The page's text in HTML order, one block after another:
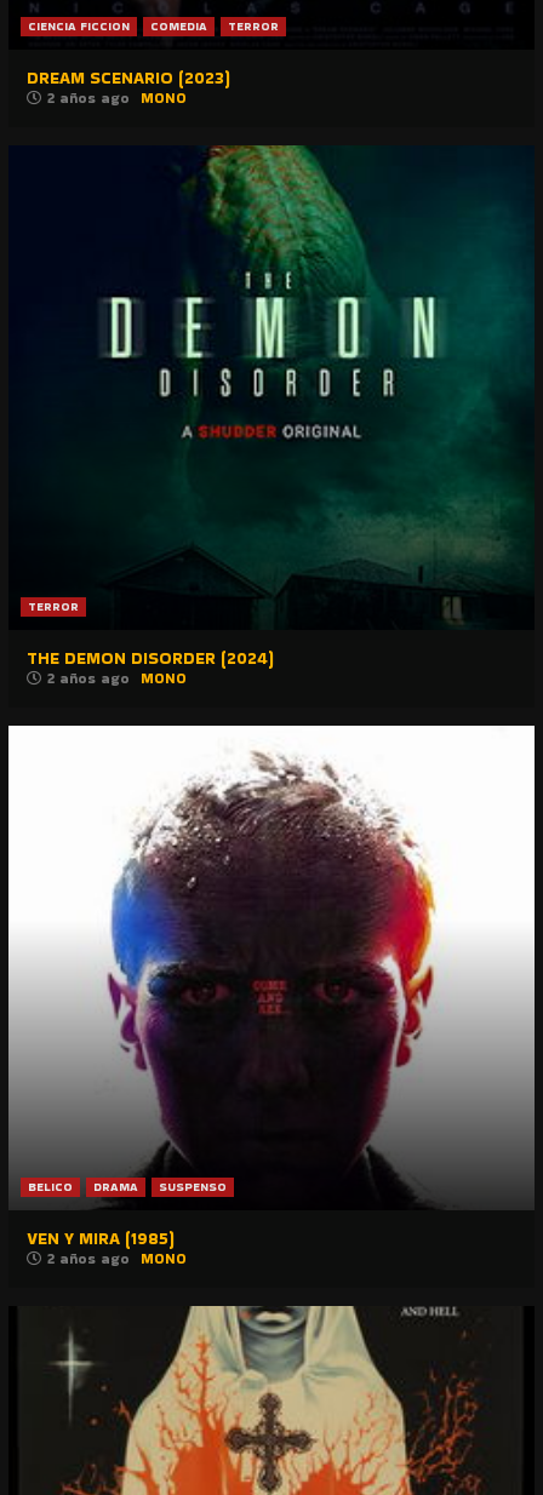
CIENCIA FICCION COMEDIA TERROR
DREAM SCENARIO (2023)
2 años ago MONO
TERROR
THE DEMON DISORDER (2024)
2 años ago MONO
BELICO DRAMA SUSPENSO
VEN Y MIRA (1985)
2 años ago MONO